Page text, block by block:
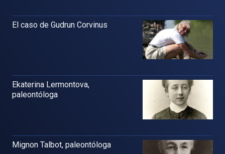
El caso de Gudrun Corvinus
Ekaterina Lermontova,
paleontóloga
Mignon Talbot, paleontóloga